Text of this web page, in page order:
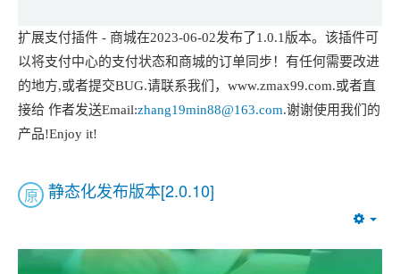
扩展支付插件 - 商城在2023-06-02发布了1.0.1版本。该插件可
以将支付中心的支付状态和商城的订单同步！有任何需要改进
的地方,或者提交BUG.请联系我们，www.zmax99.com.或者直
接给 作者发送Email:zhang19min88@163.com.谢谢使用我们的
产品!Enjoy it!
静态化发布版本[2.0.10]
原